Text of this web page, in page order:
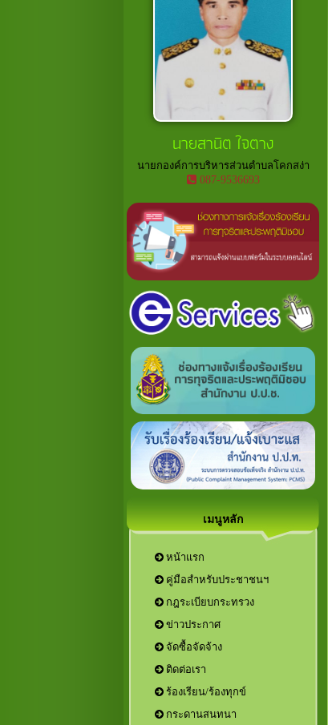
นายสานิต ใจตาง
นายกองค์การบริหารส่วนตำบลโคกสง่า
087-9536693
เมนูหลัก
หน้าแรก
คู่มือสำหรับประชาชนฯ
กฎระเบียบกระทรวง
ข่าวประกาศ
จัดซื้อจัดจ้าง
ติดต่อเรา
ร้องเรียน/ร้องทุกข์
กระดานสนทนา